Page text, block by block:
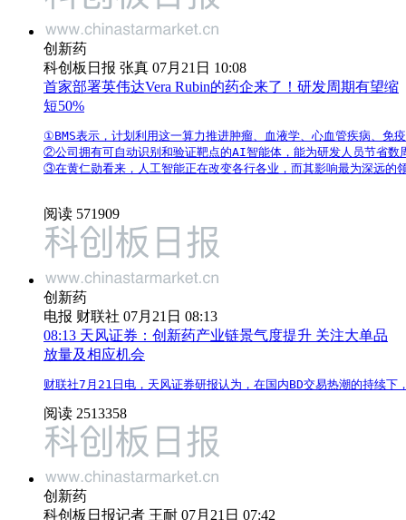
创新药
科创板日报 张真 07月21日 10:08
首家部署英伟达Vera Rubin的药企来了！研发周期有望缩
短50%
①BMS表示，计划利用这一算力推进肿瘤、血液学、心血管疾病、免
②公司拥有可自动识别和验证靶点的AI智能体，能为研发人员节省数
③在黄仁勋看来，人工智能正在改变各行各业，而其影响最为深远的
阅读 571909
创新药
电报 财联社 07月21日 08:13
08:13 天风证券：创新药产业链景气度提升 关注大单品
放量及相应机会
财联社7月21日电，天风证券研报认为，在国内BD交易热潮的持续
阅读 2513358
创新药
科创板日报记者 王耐 07月21日 07:42